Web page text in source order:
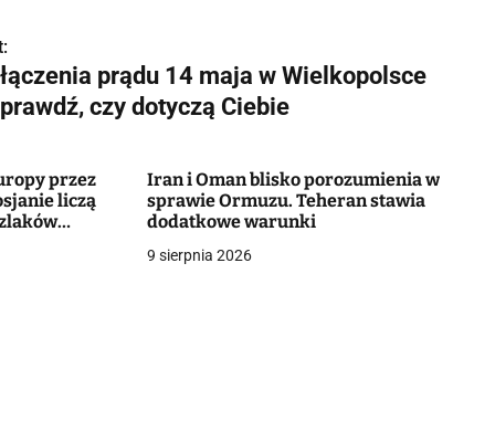
prądu 14 maja w Wielkopolsce
czy dotyczą Ciebie
przez
liczą
Iran i Oman blisko porozumienia w
sprawie Ormuzu. Teheran stawia
dodatkowe warunki
9 sierpnia 2026